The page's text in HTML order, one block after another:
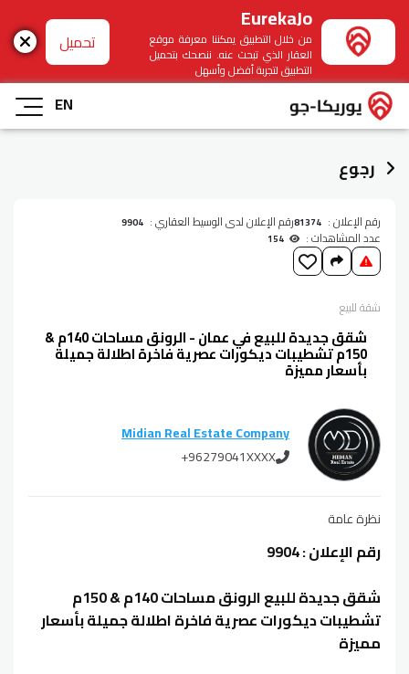
EurekaJo
من خلال التطبيق يمكننا معرفة موقع
العقار الذي تبحث عنه. ننصحك بتحميل
التطبيق لتجربة أفضل وأسهل
تحميل
EN
رجوع
رقم الإعلان : 81374رقم الإعلان لدى الوسيط العقاري : 9904
عدد المشاهدات :
شقةللبيع
شقق جديدة للبيع في عمان - الرونق مساحات 140م &
150م تشطيبات ديكورات عصرية فاخرة اطلالة جميلة
بأسعار مميزة
Midian Real Estate Company
+96279041XXXX
نظرة عامة
رقم الإعلان : 9904
شقق جديدة للبيع الرونق مساحات 140م & 150م
تشطيبات ديكورات عصرية فاخرة اطلالة جميلة بأسعار
مميزة